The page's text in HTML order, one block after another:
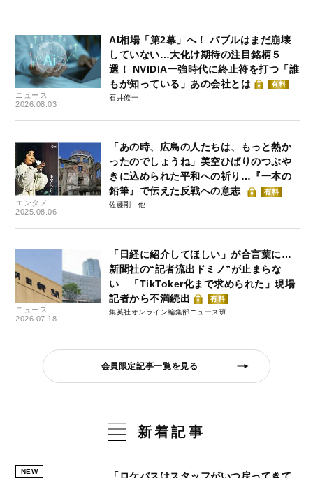
ニュース
2026.08.03
AI相場「第2幕」へ！ バブルはまだ崩壊
していない…大化け期待の注目銘柄５
選！ NVIDIA一強時代に終止符を打つ「誰
もが知っている」あの会社とは
有料
石井僚一
エンタメ
2025.08.06
「あの時、広島の人たちは、もっと熱か
ったのでしょうね」美空ひばりのつぶや
きに込められた平和への祈り…『一本の
鉛筆』で伝えた反戦への意志
有料
佐藤剛
ニュース
2026.07.18
「日経に紹介してほしい」が合言葉に…
新聞社の“記者流出ドミノ”が止まらな
い 「TikToker化まで求められた」現場
記者から不満続出
有料
集英社オンライン編集部ニュース班
会員限定記事一覧を見る
新着記事
NEW